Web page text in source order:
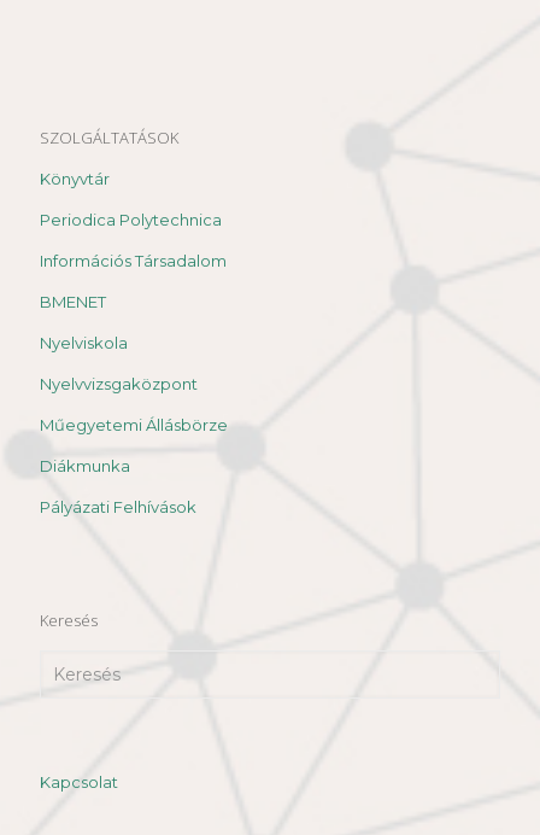
SZOLGÁLTATÁSOK
Könyvtár
Periodica Polytechnica
Információs Társadalom
BMENET
Nyelviskola
Nyelvvizsgaközpont
Műegyetemi Állásbörze
Diákmunka
Pályázati Felhívások
Keresés
Kapcsolat